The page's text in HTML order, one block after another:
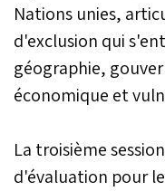
Nations unies,
d'exclusion qui
géographie,
économique et
La troisième
d'évaluation pour